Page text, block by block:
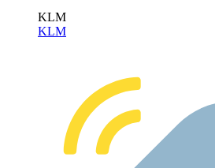
KLM
KLM